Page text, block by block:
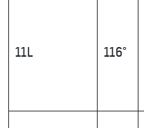
11L 116°